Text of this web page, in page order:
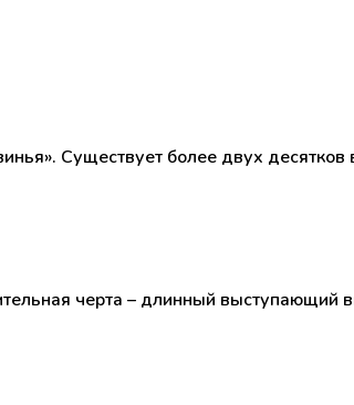
Существует более двух
черта – длинный выступающий